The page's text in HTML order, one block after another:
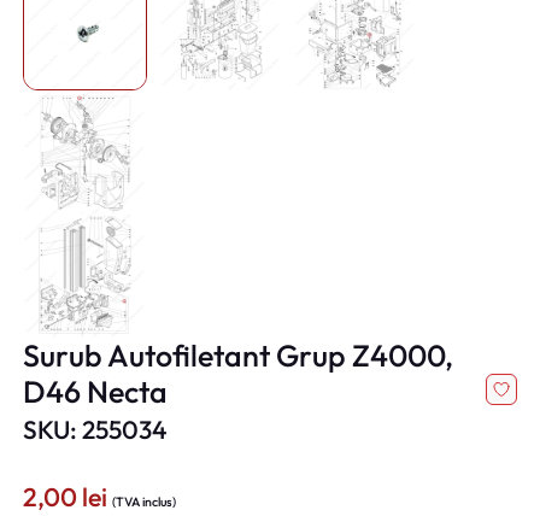
Surub Autofiletant Grup Z4000,
D46 Necta
SKU: 255034
2,00lei (TVA inclus)